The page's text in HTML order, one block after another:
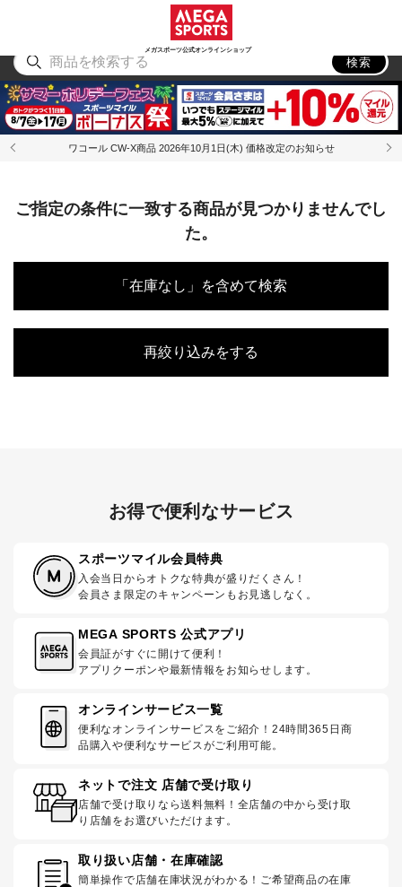
メガスポーツ公式オンラインショップ
アウトドア
検索
ワコール CW-X商品 2026年10月1日(木) 価格改定のお知らせ
ご指定の条件に一致する商品が見つかりませんでし
た。
「在庫なし」を含めて検索
再絞り込みをする
お得で便利なサービス
スポーツマイル会員特典
入会当日からオトクな特典が盛りだくさん！
会員さま限定のキャンペーンもお見逃しなく。
MEGA SPORTS 公式アプリ
会員証がすぐに開けて便利！
アプリクーポンや最新情報をお知らせします。
オンラインサービス一覧
便利なオンラインサービスをご紹介！24時間365日商
品購入や便利なサービスがご利用可能。
ネットで注文 店舗で受け取り
店舗で受け取りなら送料無料！全店舗の中から受け取
り店舗をお選びいただけます。
取り扱い店舗・在庫確認
簡単操作で店舗在庫状況がわかる！ご希望商品の在庫